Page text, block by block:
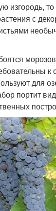
изгородь,
с
к
для
портит